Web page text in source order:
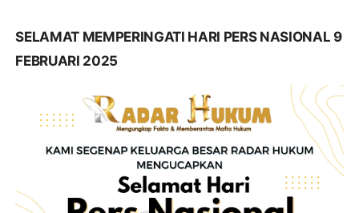
SELAMAT MEMPERINGATI HARI PERS NASIONAL 9
FEBRUARI 2025